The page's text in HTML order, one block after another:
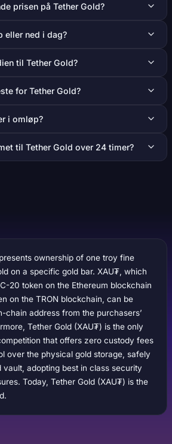
prisen på Tether Gold?
eller ned i dag?
til Tether Gold?
for Tether Gold?
i omløp?
til Tether Gold over 24 timer?
ownership of one troy fine
on a specific gold bar. XAU₮, which
20 token on the Ethereum blockchain
on the TRON blockchain, can be
chain address from the purchasers’
Tether Gold (XAU₮) is the only
that offers zero custody fees
over the physical gold storage, safely
vault, adopting best in class security
Today, Tether Gold (XAU₮) is the